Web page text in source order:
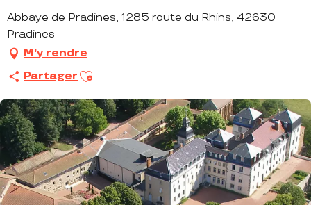
Abbaye de Pradines, 1285 route du Rhins, 42630
Pradines
M'y rendre
Partager Ajouter aux favoris